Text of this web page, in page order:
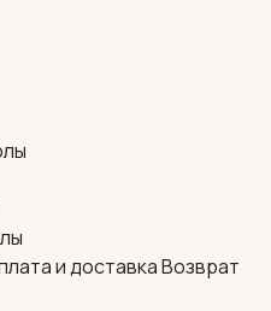
и доставкаВозврат